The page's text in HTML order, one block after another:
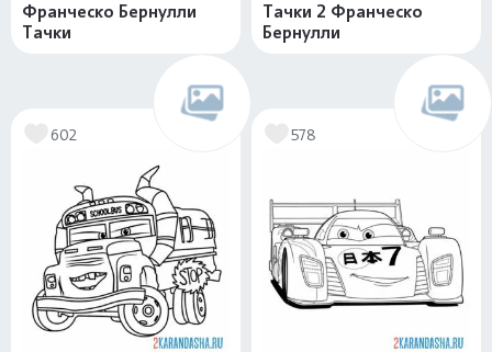
Франческо Бернулли
Тачки
Тачки 2 Франческо
Бернулли
602 578